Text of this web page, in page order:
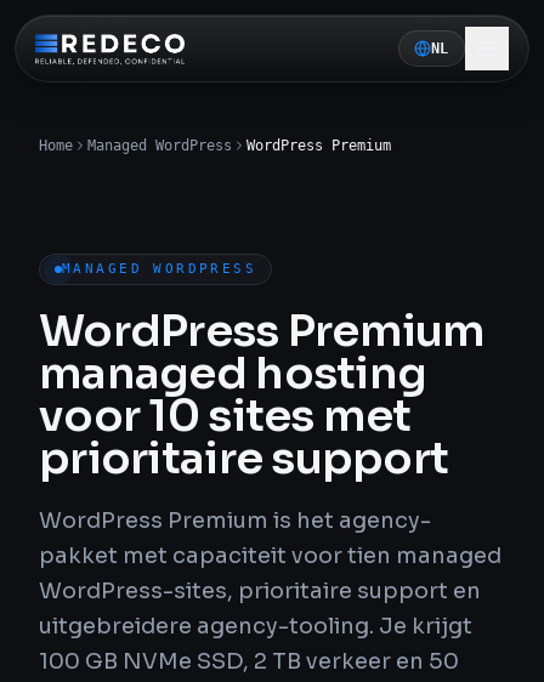
NL
Home Managed WordPress WordPress Premium
MANAGED WORDPRESS
WordPress Premium
managed hosting
voor 10 sites met
prioritaire support
WordPress Premium is het agency-
pakket met capaciteit voor tien managed
WordPress-sites, prioritaire support en
uitgebreidere agency-tooling. Je krijgt
100 GB NVMe SSD, 2 TB verkeer en 50